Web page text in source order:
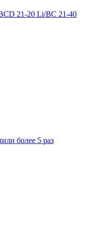
21-20 Li/BC 21-40
более 5 раз